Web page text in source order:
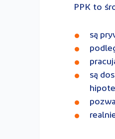
PPK to
są
są